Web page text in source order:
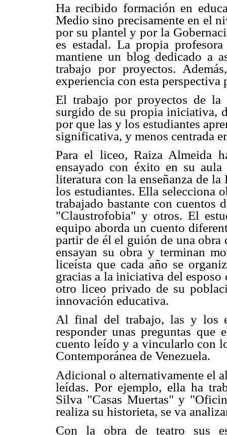
Ha recibido formación en
Medio sino precisamente en el
por su plantel y por la
es estadal. La propia
mantiene un blog dedicado a
trabajo por proyectos.
experiencia con esta
El trabajo por proyectos de la
surgido de su propia iniciativa,
por que las y los estudiantes
significativa, y menos centrada
Para el liceo, Raiza Almeida
ensayado con éxito en su
literatura con la enseñanza de
los estudiantes. Ella selecciona
trabajado bastante con cuentos
"Claustrofobia" y otros. El
equipo aborda un cuento
partir de él el guión de una
ensayan su obra y terminan
liceísta que cada año se
gracias a la iniciativa del esposo
otro liceo privado de su
innovación educativa.
Al final del trabajo, las y los
responder unas preguntas
cuento leído y a vincularlo con
Contemporánea de Venezuela.
Adicional o alternativamente el
leídas. Por ejemplo, ella ha
Silva "Casas Muertas" y
realiza su historieta, se va
Con la obra de teatro sus